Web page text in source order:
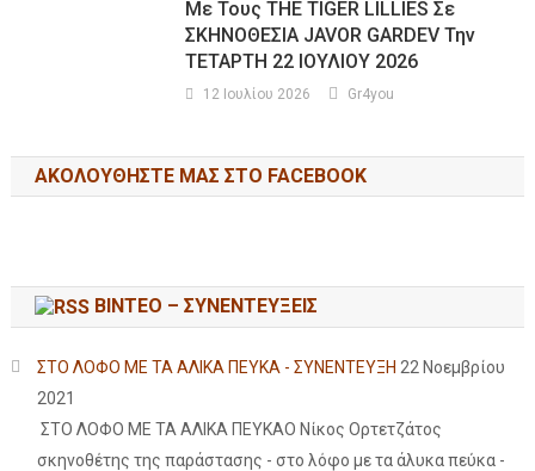
Με Τους THE TIGER LILLIES Σε
ΣΚΗΝΟΘΕΣΙΑ JAVOR GARDEV Την
ΤΕΤΑΡΤΗ 22 ΙΟΥΛΙΟΥ 2026
12 Ιουλίου 2026 Gr4you
ΑΚΟΛΟΥΘΉΣΤΕ ΜΑΣ ΣΤΟ FACEBOOK
ΒΙΝΤΕΟ – ΣΥΝΕΝΤΕΥΞΕΙΣ
ΣΤΟ ΛΟΦΟ ΜΕ ΤΑ ΑΛΙΚΑ ΠΕΥΚΑ - ΣΥΝΕΝΤΕΥΞΗ 22 Νοεμβρίου
2021
ΣΤΟ ΛΟΦΟ ΜΕ ΤΑ ΑΛΙΚΑ ΠΕΥΚΑΟ Νίκος Ορτετζάτος
σκηνοθέτης της παράστασης - στο λόφο με τα άλυκα πεύκα -